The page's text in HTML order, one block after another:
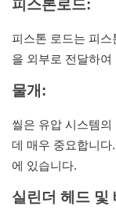
피스톤로드:
피스톤 로드는 피
을 외부로 전달하
물개:
씰은 유압 시스템
데 매우 중요합니다
에 있습니다.
실린더 헤드 및